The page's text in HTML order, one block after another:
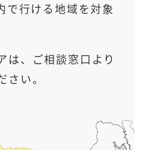
で行ける地域を対象
は、ご相談窓口より
さい。